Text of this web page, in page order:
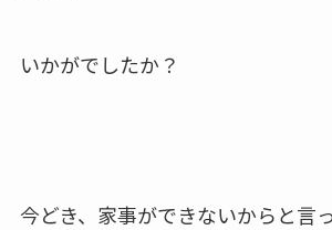
いかがでしたか？
今どき、家事ができないからと言